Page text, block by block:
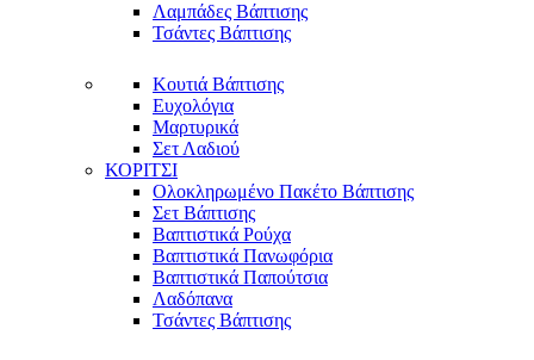
Λαμπάδες Βάπτισης
Τσάντες Βάπτισης
Κουτιά Βάπτισης
Ευχολόγια
Μαρτυρικά
Σετ Λαδιού
ΚΟΡΙΤΣΙ
Ολοκληρωμένο Πακέτο Βάπτισης
Σετ Βάπτισης
Βαπτιστικά Ρούχα
Βαπτιστικά Πανωφόρια
Βαπτιστικά Παπούτσια
Λαδόπανα
Τσάντες Βάπτισης